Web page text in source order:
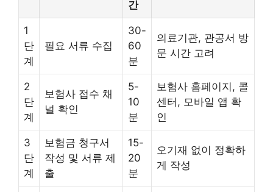
간
1
단
계
필요 서류 수집
30-
60
분
의료기관, 관공서 방
문 시간 고려
2
단
계
보험사 접수 채
널 확인
5-
10
분
보험사 홈페이지, 콜
센터, 모바일 앱 확
인
3
단
계
보험금 청구서
작성 및 서류 제
출
15-
20
분
오기재 없이 정확하
게 작성